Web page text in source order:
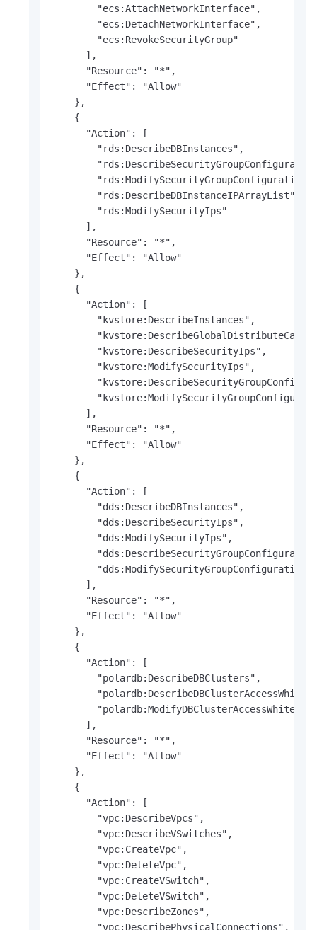
        "ecs:AttachNetworkInterface",
        "ecs:DetachNetworkInterface",
        "ecs:RevokeSecurityGroup"
      ],
      "Resource": "*",
      "Effect": "Allow"
    },
    {
      "Action": [
        "rds:DescribeDBInstances",
        "rds:ModifySecurityGroupConfiguration",
        "rds:DescribeDBInstanceIPArrayList",
        "rds:ModifySecurityIps"
      ],
      "Resource": "*",
      "Effect": "Allow"
    },
    {
      "Action": [
        "kvstore:DescribeInstances",
        "kvstore:DescribeSecurityIps",
        "kvstore:ModifySecurityIps",
      ],
      "Resource": "*",
      "Effect": "Allow"
    },
    {
      "Action": [
        "dds:DescribeDBInstances",
        "dds:DescribeSecurityIps",
        "dds:ModifySecurityIps",
        "dds:ModifySecurityGroupConfiguration"
      ],
      "Resource": "*",
      "Effect": "Allow"
    },
    {
      "Action": [
        "polardb:DescribeDBClusters",
      ],
      "Resource": "*",
      "Effect": "Allow"
    },
    {
      "Action": [
        "vpc:DescribeVpcs",
        "vpc:DescribeVSwitches",
        "vpc:CreateVpc",
        "vpc:DeleteVpc",
        "vpc:CreateVSwitch",
        "vpc:DeleteVSwitch",
        "vpc:DescribeZones",
        "vpc:DescribePhysicalConnections",